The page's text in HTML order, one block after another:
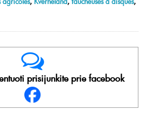
prisijunkite prie facebook